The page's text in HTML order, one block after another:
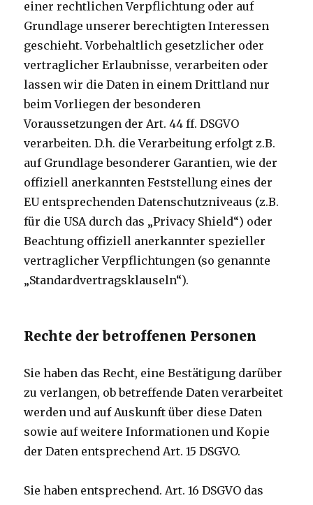
einer rechtlichen Verpflichtung oder auf
Grundlage unserer berechtigten Interessen
geschieht. Vorbehaltlich gesetzlicher oder
vertraglicher Erlaubnisse, verarbeiten oder
lassen wir die Daten in einem Drittland nur
beim Vorliegen der besonderen
Voraussetzungen der Art. 44 ff. DSGVO
verarbeiten. D.h. die Verarbeitung erfolgt z.B.
auf Grundlage besonderer Garantien, wie der
offiziell anerkannten Feststellung eines der
EU entsprechenden Datenschutzniveaus (z.B.
für die USA durch das „Privacy Shield“) oder
Beachtung offiziell anerkannter spezieller
vertraglicher Verpflichtungen (so genannte
„Standardvertragsklauseln“).
Rechte der betroffenen Personen
Sie haben das Recht, eine Bestätigung darüber
zu verlangen, ob betreffende Daten verarbeitet
werden und auf Auskunft über diese Daten
sowie auf weitere Informationen und Kopie
der Daten entsprechend Art. 15 DSGVO.
Sie haben entsprechend. Art. 16 DSGVO das